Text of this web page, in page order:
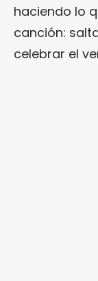
haciendo lo
canción:
celebrar el